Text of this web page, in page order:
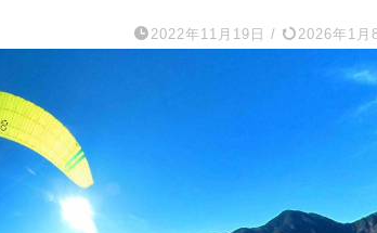
2022年11月19日 / 2026年1月